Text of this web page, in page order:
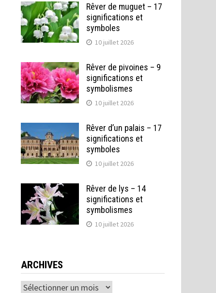
Rêver de muguet – 17
significations et
symboles
10 juillet 2026
Rêver de pivoines – 9
significations et
symbolismes
10 juillet 2026
Rêver d’un palais – 17
significations et
symboles
10 juillet 2026
Rêver de lys – 14
significations et
symbolismes
10 juillet 2026
ARCHIVES
Archives